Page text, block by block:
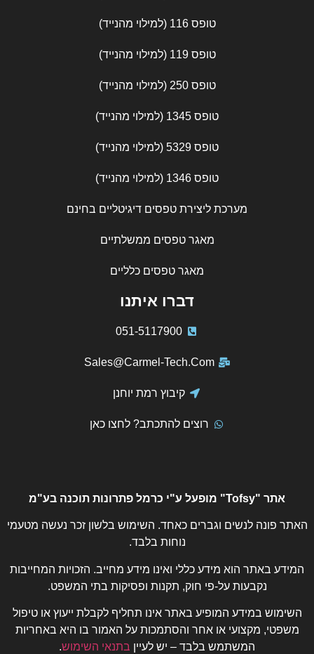
טופס 116 (למילוי מהנייד)
טופס 119 (למילוי מהנייד)
טופס 250 (למילוי מהנייד)
טופס 1345 (למילוי מהנייד)
טופס 5329 (למילוי מהנייד)
טופס 1346 (למילוי מהנייד)
מערכת ליצירת טפסים דיגיטליים בחינם
מאגר טפסים ממשלתיים
מאגר טפסים כלליים
דברו איתנו
051-5117900
Sales@Carmel-Tech.Com
קיבוץ רמת יוחנן
רוצים להתכתב? לחצו כאן
אתר "Tofsy" מופעל ע"י כרמל פתרונות תוכנה בע"מ
האתר פונה לנשים וגברים כאחד. השימוש בלשון זכר נעשה מטעמי
נוחות בלבד.
המידע באתר הוא מידע כללי ואינו מידע מחייב. הזכויות המחייבות
נקבעות על-פי חוק, תקנות ופסיקות בתי המשפט.
השימוש במידע המופיע באתר אינו תחליף לקבלת ייעוץ או טיפול
משפטי, מקצועי או אחר והסתמכות על האמור בו היא באחריות
המשתמש בלבד – יש לעיין בתנאי השימוש.